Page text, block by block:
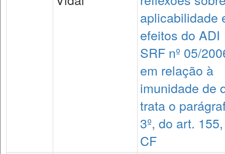
aplicabilidade
efeitos do ADI
SRF nº 05/
em relação à
imunidade de
trata o
3º, do art.
CF